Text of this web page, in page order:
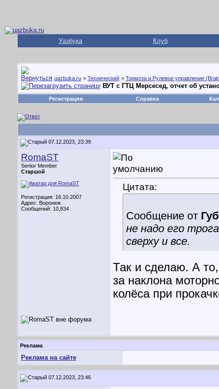
Уазбука Клуб
uazbuka.ru > Технический > Тормоза и Рулевое управление
ВУТ с ГТЦ Мерсесед, отчет об
Регистрация Справка
07.12.2023, 23:39
RomaST
Senior Member
Старшой
Регистрация: 16.10.2007
Адрес: Воронеж
Сообщений: 10,834
Цитата:
Сообщение от
не надо его
сверху и все.
Так и сделаю. А
за наклона
колёса при
Реклама
Реклама на сайте
07.12.2023, 23:46